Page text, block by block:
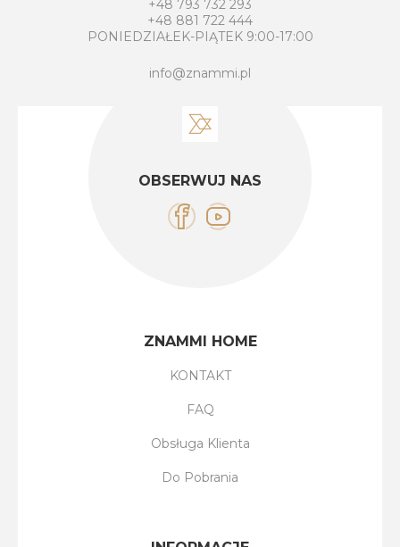
+48 793 732 293
+48 881 722 444
PONIEDZIAŁEK-PIĄTEK 9:00-17:00
info@znammi.pl
OBSERWUJ NAS
ZNAMMI HOME
KONTAKT
FAQ
Obsługa Klienta
Do Pobrania